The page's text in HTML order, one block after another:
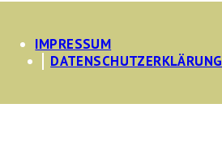
IMPRESSUM
DATENSCHUTZERKLÄRUNG